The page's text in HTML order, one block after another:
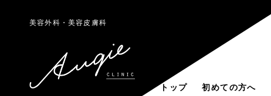
美容外科・美容皮膚科
トップ 初めての方へ